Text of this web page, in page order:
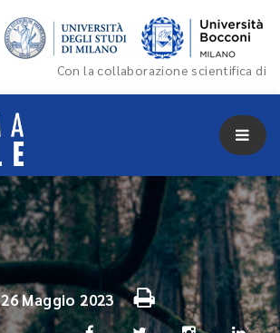
Con la collaborazione scientifica di
26 Maggio 2023